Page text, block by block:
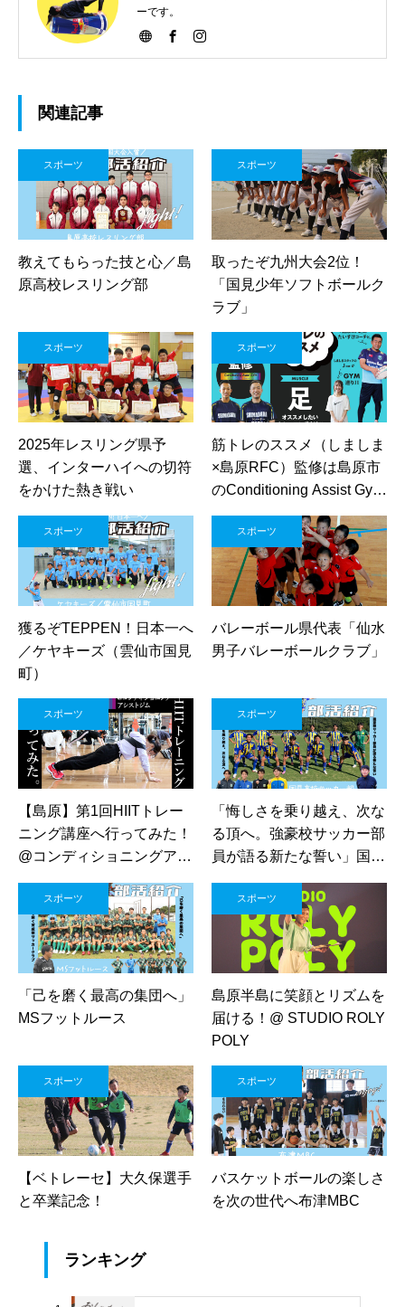
ーです。
関連記事
スポーツ
教えてもらった技と心／島
原高校レスリング部
スポーツ
取ったぞ九州大会2位！
「国見少年ソフトボールク
ラブ」
スポーツ
2025年レスリング県予
選、インターハイへの切符
をかけた熱き戦い
スポーツ
筋トレのススメ（しましま
×島原RFC）監修は島原市
のConditioning Assist Gym
（コンディショニングアシ
ストジム）
スポーツ
獲るぞTEPPEN！日本一へ
／ケヤキーズ（雲仙市国見
町）
スポーツ
バレーボール県代表「仙水
男子バレーボールクラブ」
スポーツ
【島原】第1回HIITトレー
ニング講座へ行ってみた！
@コンディショニングアシ
スポーツ
「悔しさを乗り越え、次な
る頂へ。強豪校サッカー部
員が語る新たな誓い」国見
スポーツ
「己を磨く最高の集団へ」
MSフットルース
スポーツ
島原半島に笑顔とリズムを
届ける！@ STUDIO ROLY
POLY
スポーツ
【ベトレーセ】大久保選手
と卒業記念！
スポーツ
バスケットボールの楽しさ
を次の世代へ布津MBC
ランキング